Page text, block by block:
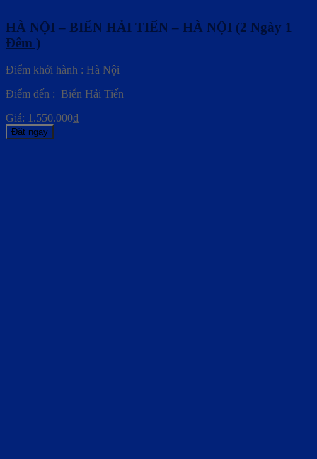
HÀ NỘI – BIỂN HẢI TIẾN – HÀ NỘI (2 Ngày 1
Đêm )
Điểm khởi hành : Hà Nội
Điểm đến : Biển Hải Tiến
Giá: 1.550.000₫
Đặt ngay